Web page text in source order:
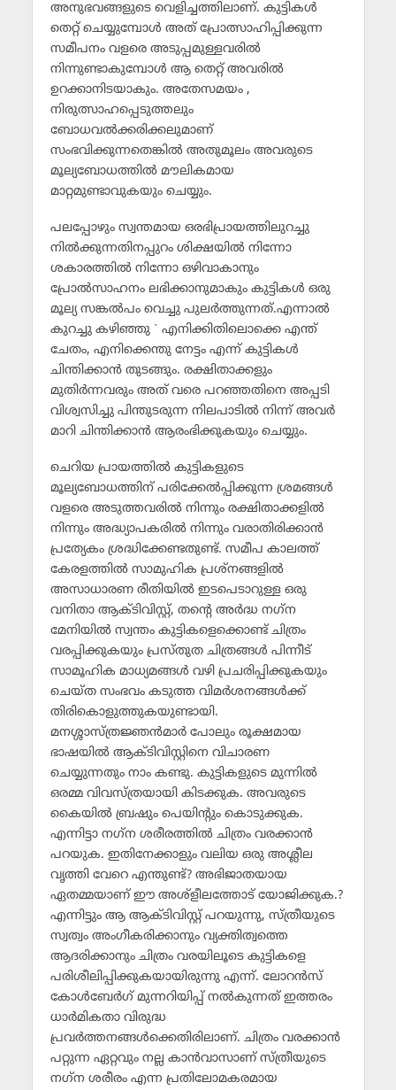
അനുഭവങ്ങളുടെ വെളിച്ചത്തിലാണ്‌. കുട്ടികള്‍
തെറ്റ്‌ ചെയ്യുമ്പോള്‍ അത്‌ പ്രോത്സാഹിപ്പിക്കുന്ന
സമീപനം വളരെ അടുപ്പമുള്ളവരില്‍
നിന്നുണ്ടാകുമ്പോള്‍ ആ തെറ്റ്‌ അവരില്‍
ഉറക്കാനിടയാകും. അതേസമയം ,
നിരുത്സാഹപ്പെടുത്തലും
ബോധവല്‍ക്കരിക്കലുമാണ്‌
സംഭവിക്കുന്നതെങ്കില്‍ അതുമൂലം അവരുടെ
മൂല്യബോധത്തില്‍ മൗലികമായ
മാറ്റമുണ്ടാവുകയും ചെയ്യും.
പലപ്പോഴും സ്വന്തമായ ഒരഭിപ്രായത്തിലുറച്ചു
നില്‍ക്കുന്നതിനപ്പുറം ശിക്ഷയില്‍ നിന്നോ
ശകാരത്തില്‍ നിന്നോ ഒഴിവാകാനും
പ്രോല്‍സാഹനം ലഭിക്കാനുമാകും കുട്ടികള്‍ ഒരു
മൂല്യ സങ്കല്‍പം വെച്ചു പുലര്‍ത്തുന്നത്‌.എന്നാല്‍
കുറച്ചു കഴിഞ്ഞു ` എനിക്കിതിലൊക്കെ എന്ത്‌
ചേതം, എനിക്കെന്തു നേട്ടം എന്ന്‌ കുട്ടികള്‍
ചിന്തിക്കാന്‍ തുടങ്ങും. രക്ഷിതാക്കളും
മുതിര്‍ന്നവരും അത്‌ വരെ പറഞ്ഞതിനെ അപ്പടി
വിശ്വസിച്ചു പിന്തുടരുന്ന നിലപാടില്‍ നിന്ന്‌ അവര്‍
മാറി ചിന്തിക്കാന്‍ ആരംഭിക്കുകയും ചെയ്യും.
ചെറിയ പ്രായത്തില്‍ കുട്ടികളുടെ
മൂല്യബോധത്തിന്‌ പരിക്കേല്‍പ്പിക്കുന്ന ശ്രമങ്ങള്‍
വളരെ അടുത്തവരില്‍ നിന്നും രക്ഷിതാക്കളില്‍
നിന്നും അദ്ധ്യാപകരില്‍ നിന്നും വരാതിരിക്കാന്‍
പ്രത്യേകം ശ്രദ്ധിക്കേണ്ടതുണ്ട്‌. സമീപ കാലത്ത്‌
കേരളത്തില്‍ സാമുഹിക പ്രശ്‌നങ്ങളില്‍
അസാധാരണ രീതിയില്‍ ഇടപെടാറുള്ള ഒരു
വനിതാ ആക്ടിവിസ്റ്റ്‌, തന്റെ അര്‍ദ്ധ നഗ്‌ന
മേനിയില്‍ സ്വന്തം കുട്ടികളെക്കൊണ്ട്‌ ചിത്രം
വരപ്പിക്കുകയും പ്രസ്‌തുത ചിത്രങ്ങള്‍ പിന്നീട്‌
സാമൂഹിക മാധ്യമങ്ങള്‍ വഴി പ്രചരിപ്പിക്കുകയും
ചെയ്‌ത സംഭവം കടുത്ത വിമര്‍ശനങ്ങള്‍ക്ക്‌
തിരികൊളുത്തുകയുണ്ടായി.
മനശ്ശാസ്‌ത്രജ്ഞന്‍മാര്‍ പോലും രൂക്ഷമായ
ഭാഷയില്‍ ആക്ടിവിസ്റ്റിനെ വിചാരണ
ചെയ്യുന്നതും നാം കണ്ടു. കുട്ടികളുടെ മുന്നില്‍
ഒരമ്മ വിവസ്‌ത്രയായി കിടക്കുക. അവരുടെ
കൈയില്‍ ബ്രഷും പെയിന്റും കൊടുക്കുക.
എന്നിട്ടാ നഗ്‌ന ശരീരത്തില്‍ ചിത്രം വരക്കാന്‍
പറയുക. ഇതിനേക്കാളും വലിയ ഒരു അശ്ലീല
വൃത്തി വേറെ എന്തുണ്ട്‌? അഭിജാതയായ
ഏതമ്മയാണ്‌ ഈ അശ്‌ളീലത്തോട്‌ യോജിക്കുക.?
എന്നിട്ടും ആ ആക്ടിവിസ്റ്റ്‌ പറയുന്നു, സ്‌ത്രീയുടെ
സ്വത്വം അംഗീകരിക്കാനും വ്യക്തിത്വത്തെ
ആദരിക്കാനും ചിത്രം വരയിലൂടെ കുട്ടികളെ
പരിശീലിപ്പിക്കുകയായിരുന്നു എന്ന്‌. ലോറന്‍സ്‌
കോള്‍ബേര്‍ഗ്‌ മുന്നറിയിപ്പ്‌ നല്‍കുന്നത്‌ ഇത്തരം
ധാര്‍മികതാ വിരുദ്ധ
പ്രവര്‍ത്തനങ്ങള്‍ക്കെതിരിലാണ്‌. ചിത്രം വരക്കാന്‍
പറ്റുന്ന ഏറ്റവും നല്ല കാന്‍വാസാണ്‌ സ്‌ത്രീയുടെ
നഗ്‌ന ശരീരം എന്ന പ്രതിലോമകരമായ